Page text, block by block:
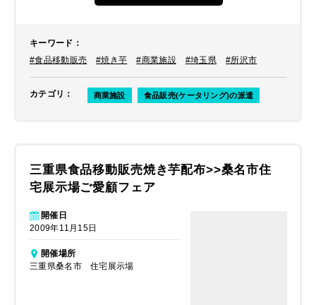
キーワード ：
#食品移動販売
#焼き芋 #商業施設 #埼玉県 #所沢市
カテゴリ ： 商業施設 食品販売(ケータリング)の派遣
三重県食品移動販売焼き芋配布>>桑名市住
宅展示場ご愛顧フェア
開催日
2009年11月15日
開催場所
三重県桑名市 住宅展示場